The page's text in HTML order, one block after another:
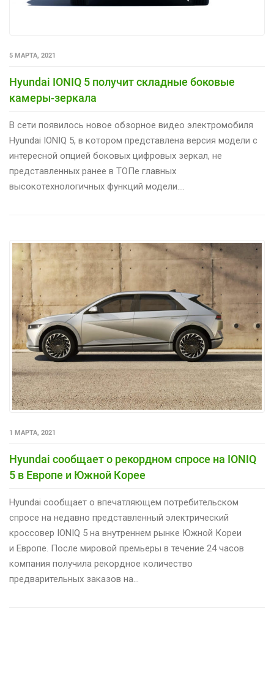
5 МАРТА, 2021
Hyundai IONIQ 5 получит складные боковые
камеры-зеркала
В сети появилось новое обзорное видео электромобиля
Hyundai IONIQ 5, в котором представлена версия модели с
интересной опцией боковых цифровых зеркал, не
представленных ранее в ТОПе главных
высокотехнологичных функций модели….
1 МАРТА, 2021
Hyundai сообщает о рекордном спросе на IONIQ
5 в Европе и Южной Корее
Hyundai сообщает о впечатляющем потребительском
спросе на недавно представленный электрический
кроссовер IONIQ 5 на внутреннем рынке Южной Кореи
и Европе. После мировой премьеры в течение 24 часов
компания получила рекордное количество
предварительных заказов на…